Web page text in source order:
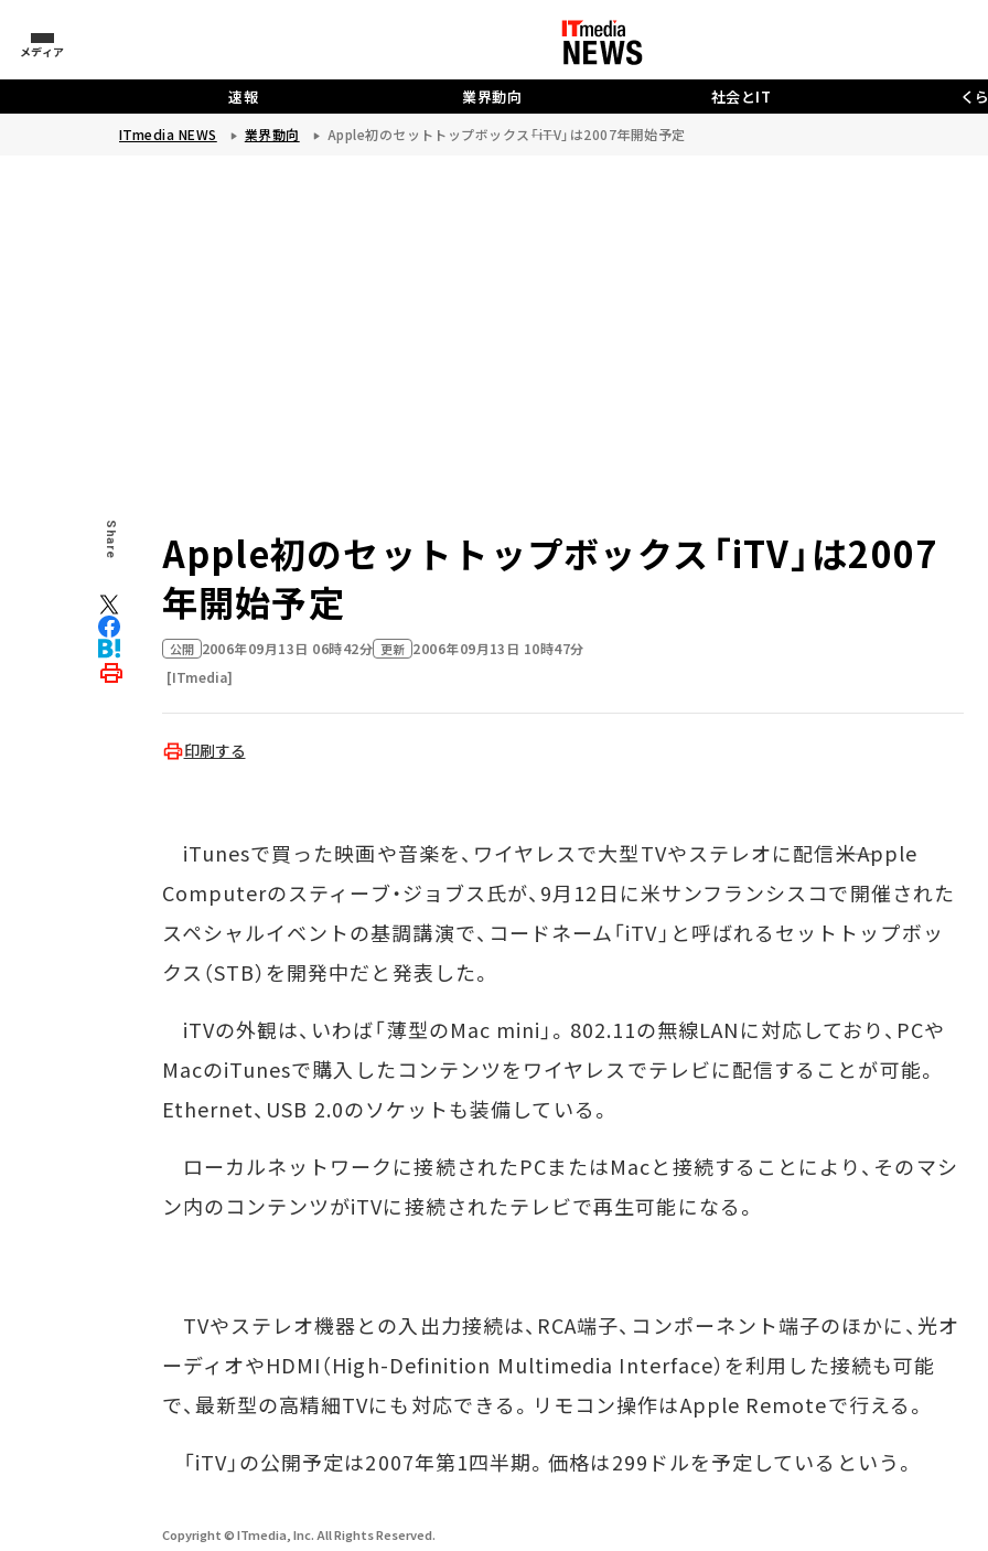
メディア
速報 業界動向 社会とIT く
ITmedia NEWS 業界動向 Apple初のセットトップボックス――「iTV」は2007年開始予定
Share
Apple初のセットトップボックス――「iTV」は2007
年開始予定
公開 2006年09月13日 06時42分 更新 2006年09月13日 10時47分
[ITmedia]
印刷する
iTunesで買った映画や音楽を、ワイヤレスで大型TVやステレオに配信――米Apple
Computerのスティーブ・ジョブス氏が、9月12日に米サンフランシスコで開催された
スペシャルイベントの基調講演で、コードネーム「iTV」と呼ばれるセットトップボッ
クス（STB）を開発中だと発表した。
iTVの外観は、いわば「薄型のMac mini」。802.11の無線LANに対応しており、PCや
MacのiTunesで購入したコンテンツをワイヤレスでテレビに配信することが可能。
Ethernet、USB 2.0のソケットも装備している。
ローカルネットワークに接続されたPCまたはMacと接続することにより、そのマシ
ン内のコンテンツがiTVに接続されたテレビで再生可能になる。
TVやステレオ機器との入出力接続は、RCA端子、コンポーネント端子のほかに、光オ
ーディオやHDMI（High-Definition Multimedia Interface）を利用した接続も可能
で、最新型の高精細TVにも対応できる。リモコン操作はApple Remoteで行える。
「iTV」の公開予定は2007年第1四半期。価格は299ドルを予定しているという。
Copyright © ITmedia, Inc. All Rights Reserved.